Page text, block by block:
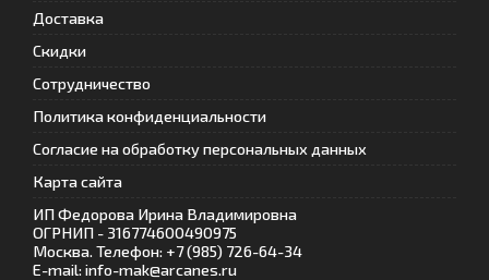
Доставка
Скидки
Сотрудничество
Политика конфиденциальности
Согласие на обработку персональных данных
Карта сайта
ИП Федорова Ирина Владимировна
ОГРНИП - 316774600490975
Москва. Телефон: +7 (985) 726-64-34
E-mail: info-mak@arcanes.ru